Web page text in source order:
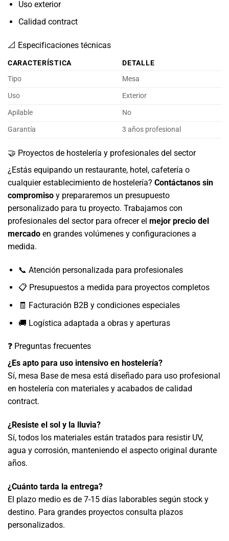
Uso exterior
Calidad contract
📐 Especificaciones técnicas
CARACTERÍSTICA
DETALLE
Tipo
Mesa
Uso
Exterior
Apilable
No
Garantía
3 años profesional
🤝 Proyectos de hostelería y profesionales del sector
¿Estás equipando un restaurante, hotel, cafetería o
cualquier establecimiento de hostelería? Contáctanos sin
compromiso y prepararemos un presupuesto
personalizado para tu proyecto. Trabajamos con
profesionales del sector para ofrecer el mejor precio del
mercado en grandes volúmenes y configuraciones a
medida.
📞 Atención personalizada para profesionales
📋 Presupuestos a medida para proyectos completos
🧾 Facturación B2B y condiciones especiales
🚚 Logística adaptada a obras y aperturas
❓ Preguntas frecuentes
¿Es apto para uso intensivo en hostelería?
Sí, mesa Base de mesa está diseñado para uso profesional
en hostelería con materiales y acabados de calidad
contract.
¿Resiste el sol y la lluvia?
Sí, todos los materiales están tratados para resistir UV,
agua y corrosión, manteniendo el aspecto original durante
años.
¿Cuánto tarda la entrega?
El plazo medio es de 7-15 días laborables según stock y
destino. Para grandes proyectos consulta plazos
personalizados.